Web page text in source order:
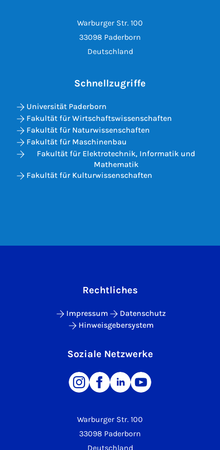
Warburger Str. 100
33098 Paderborn
Deutschland
Schnellzugriffe
Universität Paderborn
Fakultät für Wirtschaftswissenschaften
Fakultät für Naturwissenschaften
Fakultät für Maschinenbau
Fakultät für Elektrotechnik, Informatik und
Mathematik
Fakultät für Kulturwissenschaften
Warburger Str. 100
33098 Paderborn
Deutschland
Rechtliches
Impressum
Datenschutz
Hinweisgebersystem
Soziale Netzwerke